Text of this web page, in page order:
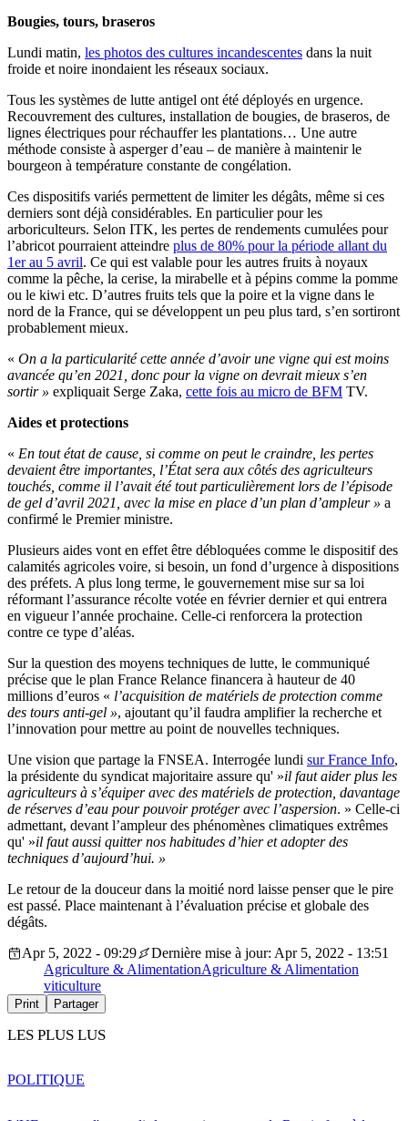
Bougies, tours, braseros
Lundi matin, les photos des cultures incandescentes dans la nuit
froide et noire inondaient les réseaux sociaux.
Tous les systèmes de lutte antigel ont été déployés en urgence.
Recouvrement des cultures, installation de bougies, de braseros, de
lignes électriques pour réchauffer les plantations… Une autre
méthode consiste à asperger d’eau – de manière à maintenir le
bourgeon à température constante de congélation.
Ces dispositifs variés permettent de limiter les dégâts, même si ces
derniers sont déjà considérables. En particulier pour les
arboriculteurs. Selon ITK, les pertes de rendements cumulées pour
l’abricot pourraient atteindre plus de 80% pour la période allant du
1er au 5 avril. Ce qui est valable pour les autres fruits à noyaux
comme la pêche, la cerise, la mirabelle et à pépins comme la pomme
ou le kiwi etc. D’autres fruits tels que la poire et la vigne dans le
nord de la France, qui se développent un peu plus tard, s’en sortiront
probablement mieux.
« On a la particularité cette année d’avoir une vigne qui est moins
avancée qu’en 2021, donc pour la vigne on devrait mieux s’en
sortir » expliquait Serge Zaka, cette fois au micro de BFM TV.
Aides et protections
« En tout état de cause, si comme on peut le craindre, les pertes
devaient être importantes, l’État sera aux côtés des agriculteurs
touchés, comme il l’avait été tout particulièrement lors de l’épisode
de gel d’avril 2021, avec la mise en place d’un plan d’ampleur » a
confirmé le Premier ministre.
Plusieurs aides vont en effet être débloquées comme le dispositif des
calamités agricoles voire, si besoin, un fond d’urgence à dispositions
des préfets. A plus long terme, le gouvernement mise sur sa loi
réformant l’assurance récolte votée en février dernier et qui entrera
en vigueur l’année prochaine. Celle-ci renforcera la protection
contre ce type d’aléas.
Sur la question des moyens techniques de lutte, le communiqué
précise que le plan France Relance financera à hauteur de 40
millions d’euros « l’acquisition de matériels de protection comme
des tours anti-gel », ajoutant qu’il faudra amplifier la recherche et
l’innovation pour mettre au point de nouvelles techniques.
Une vision que partage la FNSEA. Interrogée lundi sur France Info,
la présidente du syndicat majoritaire assure qu' »il faut aider plus les
agriculteurs à s’équiper avec des matériels de protection, davantage
de réserves d’eau pour pouvoir protéger avec l’aspersion. » Celle-ci
admettant, devant l’ampleur des phénomènes climatiques extrêmes
qu' »il faut aussi quitter nos habitudes d’hier et adopter des
techniques d’aujourd’hui. »
Le retour de la douceur dans la moitié nord laisse penser que le pire
est passé. Place maintenant à l’évaluation précise et globale des
dégâts.
Apr 5, 2022 - 09:29
Dernière mise à jour: Apr 5, 2022 - 13:51
Agriculture & AlimentationAgriculture & Alimentation
viticulture
Print Partager
LES PLUS LUS
POLITIQUE